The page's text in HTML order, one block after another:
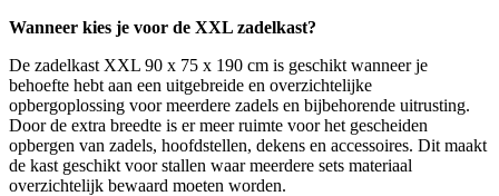
Wanneer kies je voor de XXL zadelkast?
De zadelkast XXL 90 x 75 x 190 cm is geschikt wanneer je
behoefte hebt aan een uitgebreide en overzichtelijke
opbergoplossing voor meerdere zadels en bijbehorende uitrusting.
Door de extra breedte is er meer ruimte voor het gescheiden
opbergen van zadels, hoofdstellen, dekens en accessoires. Dit maakt
de kast geschikt voor stallen waar meerdere sets materiaal
overzichtelijk bewaard moeten worden.